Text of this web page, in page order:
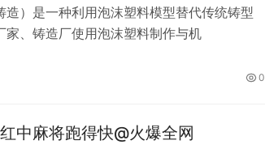
）是一种利用泡沫塑料模型替代传统铸型
家、铸造厂使用泡沫塑料制作与机
0
中麻将跑得快@火爆全网